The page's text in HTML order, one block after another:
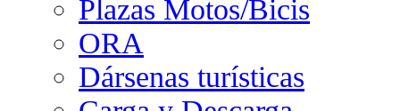
Plazas Motos/Bicis
ORA
Dársenas turísticas